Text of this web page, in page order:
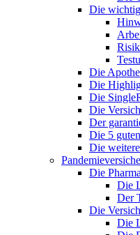
Die
Die
Die
Die
Die
Der
Die 5
Die
Die
Die
Der
Die
Die